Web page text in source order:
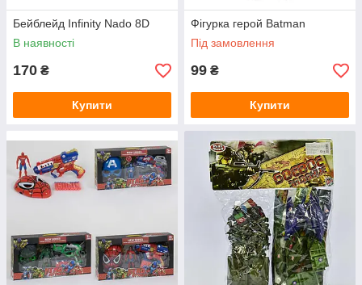
Бейблейд Infinity Nadо 8D
В наявності
170 ₴
Купити
Фігурка герой Batman
Під замовлення
99 ₴
Купити